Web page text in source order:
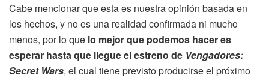
Cabe mencionar que esta es nuestra opinión basada en
los hechos, y no es una realidad confirmada ni mucho
menos, por lo que lo mejor que podemos hacer es
esperar hasta que llegue el estreno de Vengadores:
Secret Wars, el cual tiene previsto producirse el próximo